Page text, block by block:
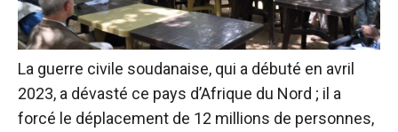
La guerre civile soudanaise, qui a débuté en avril
2023, a dévasté ce pays d’Afrique du Nord ; il a
forcé le déplacement de 12 millions de personnes,